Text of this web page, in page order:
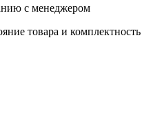
с менеджером
товара и комплектность